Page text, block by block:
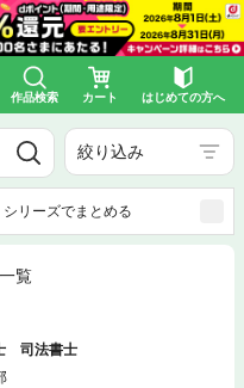
作品検索 カート はじめての方へ
絞り込み
シリーズでまとめる
覧
司法書士